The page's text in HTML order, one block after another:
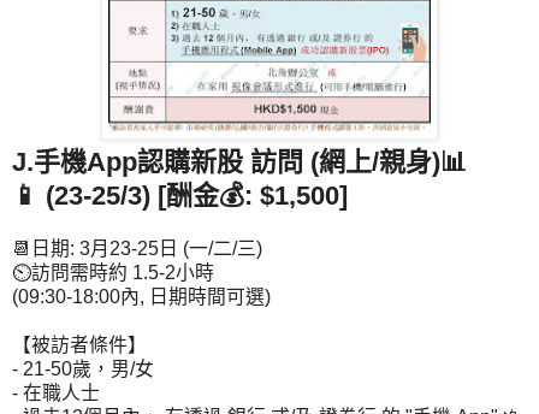
J.手機App認購新股 訪問 (網上/親身)📊
📱 (23-25/3) [酬金💰: $1,500]
📆日期: 3月23-25日 (一/二/三)
⏲訪問需時約 1.5-2小時
(09:30-18:00內, 日期時間可選)
【被訪者條件】
- 21-50歲，男/女
- 在職人士